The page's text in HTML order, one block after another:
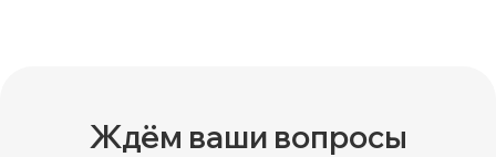
Ждём ваши вопросы